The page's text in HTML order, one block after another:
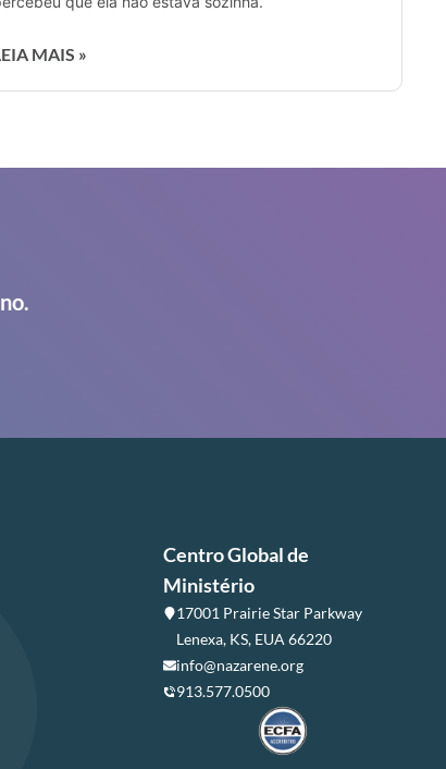
MAIS »
Centro Global de
Ministério
17001 Prairie Star Parkway
Lenexa, KS, EUA 66220
info@nazarene.org
913.577.0500